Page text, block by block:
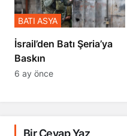
​​​​​​​İsrail’den Batı Şeria’ya
Baskın
BATI ASYA
6 ay önce
Bir Cevap Yaz